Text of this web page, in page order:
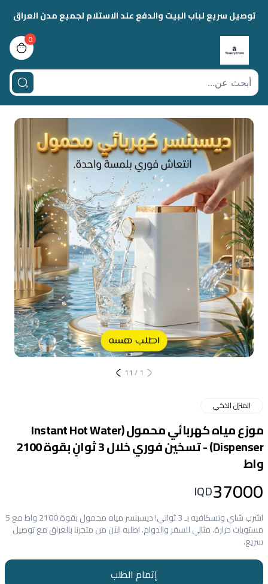
توصيل سريع لباب البيت والدفع عند الاستلام لجميع مدن العراق
0
bag
1
/
11
المنزل الذكي
موزع مياه كهربائي محمول (Instant Hot Water
Dispenser) - تسخين فوري خلال 3 ثوانٍ بقوة 2100
واط
37000
IQD
اشرب شاي ونسكافيه بـ 3 ثواني! ديسبنسر مياه محمول بقوة 2100 واط مع 5
مستويات حرارة. مثالي للسفر والدوام. اطلبه الآن من متجرنا بالعراق مع توصيل
سريع.
إتمام الطلب